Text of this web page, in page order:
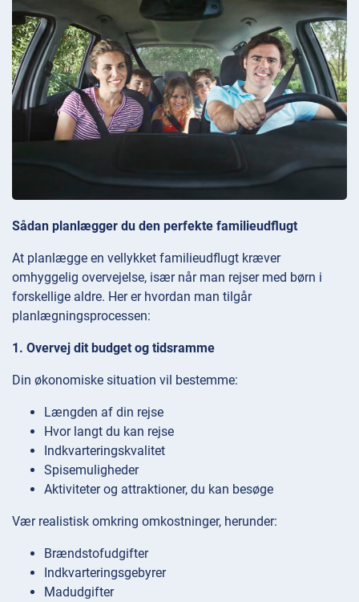
Sådan planlægger du den perfekte familieudflugt
At planlægge en vellykket familieudflugt kræver
omhyggelig overvejelse, især når man rejser med børn i
forskellige aldre. Her er hvordan man tilgår
planlægningsprocessen:
1. Overvej dit budget og tidsramme
Din økonomiske situation vil bestemme:
Længden af din rejse
Hvor langt du kan rejse
Indkvarteringskvalitet
Spisemuligheder
Aktiviteter og attraktioner, du kan besøge
Vær realistisk omkring omkostninger, herunder:
Brændstofudgifter
Indkvarteringsgebyrer
Madudgifter